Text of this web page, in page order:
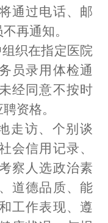
通过电话、邮
再通知。
织在指定医院
员录用体检通
经同意不按时
资格。
走访、个别谈
会信用记录、
察人选政治素
道德品质、能
工作表现、遵